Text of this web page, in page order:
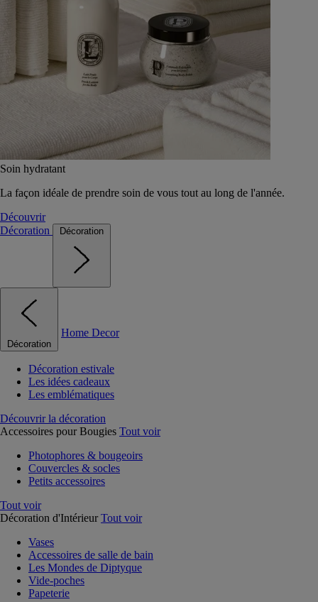
Soin hydratant
La façon idéale de prendre soin de vous tout au long de l'année.
Découvrir
Décoration
Décoration
Décoration
Home Decor
Décoration estivale
Les idées cadeaux
Les emblématiques
Découvrir la décoration
Accessoires pour Bougies Tout voir
Photophores & bougeoirs
Couvercles & socles
Petits accessoires
Tout voir
Décoration d'Intérieur Tout voir
Vases
Accessoires de salle de bain
Les Mondes de Diptyque
Vide-poches
Papeterie